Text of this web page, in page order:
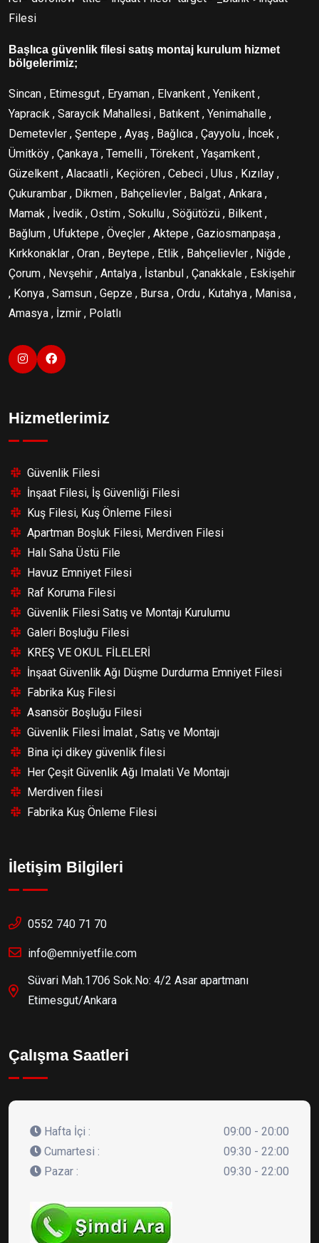
Filesi
Başlıca güvenlik filesi satış montaj kurulum hizmet
bölgelerimiz;
Sincan , Etimesgut , Eryaman , Elvankent , Yenikent ,
Yapracık , Saraycık Mahallesi , Batıkent , Yenimahalle ,
Demetevler , Şentepe , Ayaş , Bağlıca , Çayyolu , İncek ,
Ümitköy , Çankaya , Temelli , Törekent , Yaşamkent ,
Güzelkent , Alacaatli , Keçiören , Cebeci , Ulus , Kızılay ,
Çukurambar , Dikmen , Bahçelievler , Balgat , Ankara ,
Mamak , İvedik , Ostim , Sokullu , Söğütözü , Bilkent ,
Bağlum , Ufuktepe , Öveçler , Aktepe , Gaziosmanpaşa ,
Kırkkonaklar , Oran , Beytepe , Etlik , Bahçelievler , Niğde ,
Çorum , Nevşehir , Antalya , İstanbul , Çanakkale , Eskişehir
, Konya , Samsun , Gepze , Bursa , Ordu , Kutahya , Manisa ,
Amasya , İzmir , Polatlı
Hizmetlerimiz
Güvenlik Filesi
İnşaat Filesi, İş Güvenliği Filesi
Kuş Filesi, Kuş Önleme Filesi
Apartman Boşluk Filesi, Merdiven Filesi
Halı Saha Üstü File
Havuz Emniyet Filesi
Raf Koruma Filesi
Güvenlik Filesi Satış ve Montajı Kurulumu
Galeri Boşluğu Filesi
KREŞ VE OKUL FİLELERİ
İnşaat Güvenlik Ağı Düşme Durdurma Emniyet Filesi
Fabrika Kuş Filesi
Asansör Boşluğu Filesi
Güvenlik Filesi İmalat , Satış ve Montajı
Bina içi dikey güvenlik filesi
Her Çeşit Güvenlik Ağı Imalati Ve Montajı
Merdiven filesi
Fabrika Kuş Önleme Filesi
İletişim Bilgileri
0552 740 71 70
info@emniyetfile.com
Süvari Mah.1706 Sok.No: 4/2 Asar apartmanı
Etimesgut/Ankara
Çalışma Saatleri
Hafta İçi :
09:00 - 20:00
Cumartesi :
09:30 - 22:00
Pazar :
09:30 - 22:00